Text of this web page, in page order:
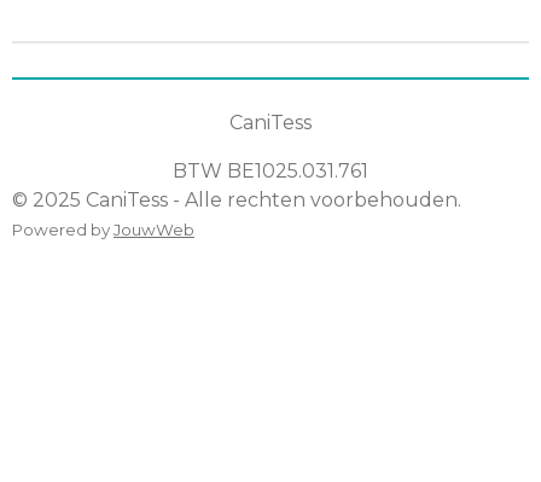
CaniTess
BTW BE1025.031.761
© 2025 CaniTess - Alle rechten voorbehouden.
Powered byJouwWeb